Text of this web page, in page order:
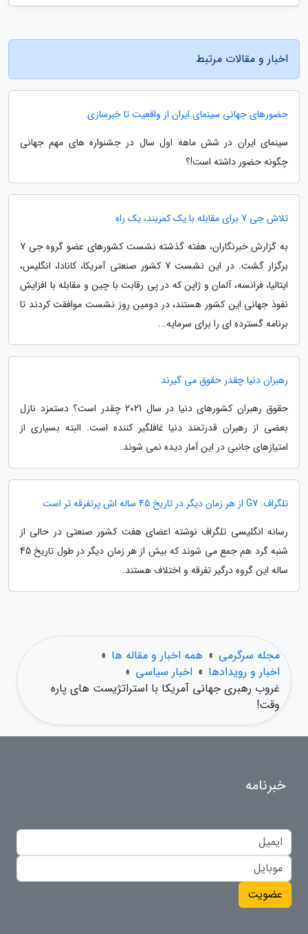
اخبار و مقالات مرتبط
حضورهای جهانی سینمای ایران از واقعیت تا خبرسازی
سینمای ایران در شش ماهه اول سال در جشنواره های مهم جهانی
چگونه حضور داشته است!؟
تلاش جی 7 برای مقابله با یک کمربند، یک راه
به گزارش خبرنگاران، هفته گذشته نشست کشورهای عضو گروه جی 7
برگزار گشت. در این نشست 7 کشور صنعتی آمریکا، کانادا، انگلیس،
ایتالیا، فرانسه، آلمان و ژاپن که در پی رقابت با چین و مقابله با افزایش
نفوذ جهانی این کشور هستند، در دومین روز نشست موافقت کردند تا
برنامه گسترده ای را برای سرمایه...
رهبران دنیا چقدر حقوق می گیرند
حقوق رهبران کشورهای دنیا در سال 2021 چقدر است؟ دستمزد نازل
بعضی از رهبران قدرتمند دنیا غافلگیر کننده است. البته بسیاری از
امتیازهای جانبی در این آمار دیده نمی شوند.
تلگراف: G7 از هر زمان دیگر در تاریخ 45 ساله اش پرتفرقه تر است
رسانه انگلیسی تلگراف نوشته اعضای هفت کشور صنعتی در حالی از
شنبه گرد هم جمع می شوند که بیش از هر زمان دیگر در طول تاریخ 45
ساله این گروه درگیر تفرقه و اختلاف هستند.
مجله سرگرمی » همه اخبار و مقاله ها »
اخبار و رویدادها » اخبار سیاسی »
غروب رهبری جهانی آمریکا با استراتژیست های پاره
وقت!
خبرنامه
عضویت